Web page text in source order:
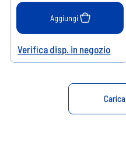
- 20%
Aggiungi
Help
Verifica disp. in negozio